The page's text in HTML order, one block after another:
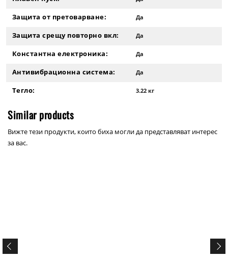
Защита от претоварване: Да
Защита срещу повторно вкл: Да
Константна електроника: Да
Антивибрационна система: Да
Тегло: 3.22 кг
Similar products
Вижте тези продукти, които биха могли да представляват интерес
за вас.